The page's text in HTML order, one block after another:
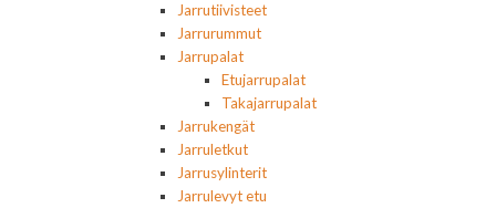
Jarrutiivisteet
Jarrurummut
Jarrupalat
Etujarrupalat
Takajarrupalat
Jarrukengät
Jarruletkut
Jarrusylinterit
Jarrulevyt etu